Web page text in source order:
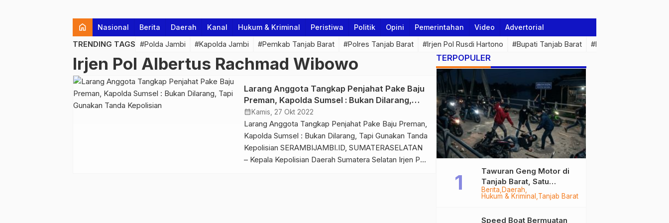
home Nasional Berita Daerah Kanal Hukum & Kriminal Peristiwa Politik Opini Pemerintahan Video Advertorial
TRENDING TAGS #Polda Jambi #Kapolda Jambi #Pemkab Tanjab Barat #Polres Tanjab Barat #Irjen Pol Rusdi Hartono #Bupati Tanjab Barat #Pemprov Jambi
Irjen Pol Albertus Rachmad Wibowo
Larang Anggota Tangkap Penjahat Pake Baju
Preman, Kapolda Sumsel : Bukan Dilarang,
Tapi Gunakan Tanda Kepolisian
calendar_month Kamis, 27 Okt 2022
Larang Anggota Tangkap Penjahat Pake Baju Preman,
Kapolda Sumsel : Bukan Dilarang, Tapi Gunakan Tanda
Kepolisian SERAMBIJAMBI.ID, SUMATERASELATAN
– Kepala Kepolisian Daerah Sumatera Selatan Irjen Pol
TERPOPULER
Berita Daerah
Hukum & Kriminal Tanjab Barat
Tawuran Geng Motor di
Tanjab Barat, Satu
Remaja Kritis Dibacok, 3
Pelaku Ditangkap
Speed Boat Bermuatan